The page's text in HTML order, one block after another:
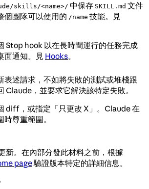
skills/<name>/ 中保存 SKILL.md 文件
個團隊可以使用的 /name 技能。見
Stop hook 以在長時間運行的任務完成
面通知。見 Hooks。
表述請求，不如將失敗的測試或堆棧跟
Claude，並要求它解決該特定失敗。
diff，或指定「只更改 X」。Claude 在
時尊重範圍。
新。在內部分發此材料之前，根據
page驗證版本特定的詳細信息。